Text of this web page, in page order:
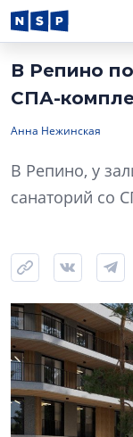
В Репино
СПА-
Анна Нежинская
В Репино, у
санаторий со